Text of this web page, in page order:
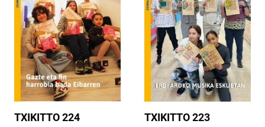
TXIKITTO 224 TXIKITTO 223